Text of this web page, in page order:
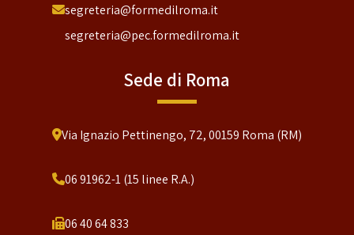
segreteria@formedilroma.it
segreteria@pec.formedilroma.it
Sede di Roma
Via Ignazio Pettinengo, 72, 00159 Roma (RM)
06 91962-1 (15 linee R.A.)
06 40 64 833